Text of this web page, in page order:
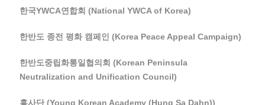
한국YWCA연합회 (National YWCA of Korea)
한반도 종전 평화 캠페인 (Korea Peace Appeal Campaign)
한반도중립화통일협의회 (Korean Peninsula
Neutralization and Unification Council)
흥사단 (Young Korean Academy (Hung Sa Dahn))